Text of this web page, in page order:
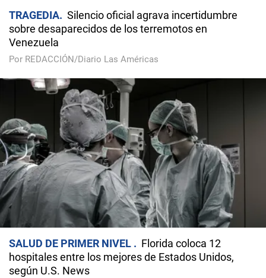
TRAGEDIA
Silencio oficial agrava incertidumbre
sobre desaparecidos de los terremotos en
Venezuela
Por REDACCIÓN/Diario Las Américas
SALUD DE PRIMER NIVEL
Florida coloca 12
hospitales entre los mejores de Estados Unidos,
según U.S. News